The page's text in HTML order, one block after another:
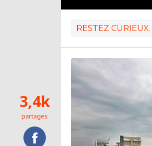
RESTEZ CURIEUX.
3,4k
partages